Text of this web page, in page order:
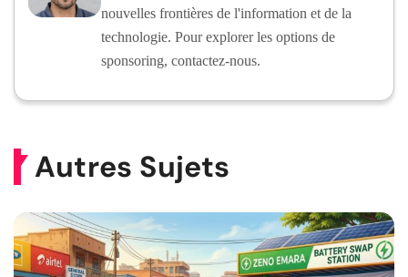
nouvelles frontières de l'information et de la
technologie. Pour explorer les options de
sponsoring, contactez-nous.
Autres Sujets